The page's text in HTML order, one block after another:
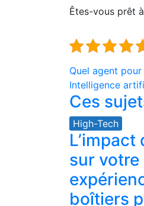
Êtes-vous prêt
de
l’article
Quel agent
Intelligence
Ces
High-Tech
sur votre
boîtiers